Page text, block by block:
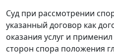
Суд при рассмотрении
указанный договор как
оказания услуг и
сторон спора положения